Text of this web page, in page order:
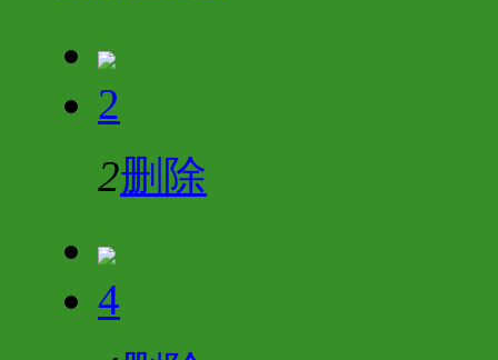
2
2删除
4